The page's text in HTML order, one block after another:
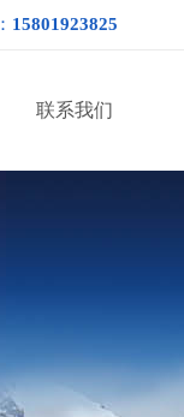
15801923825
联系我们